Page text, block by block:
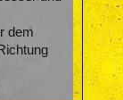
dem